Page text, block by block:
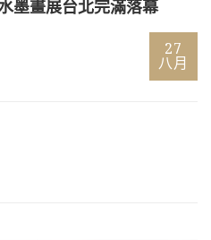
墨畫展台北完滿落幕
27
八月